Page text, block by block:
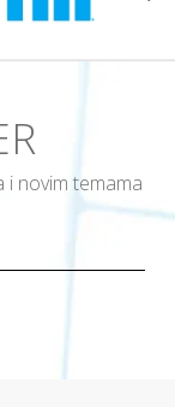
i novim temama